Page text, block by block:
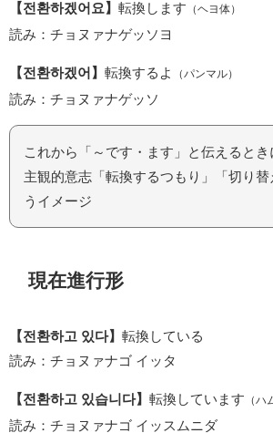
【전환하겠어요】 転換します （ヘヨ体）
読み：チョヌァナゲッソヨ
【전환하겠어】 転換するよ （パンマル）
読み：チョヌァナゲッソ
これから「～です・ます」と伝えるとき
主観的意志「転換するつもり」「切り
うイメージ
現在進行形
【전환하고 있다】 転換している
読み：チョヌァナゴ イッタ
【전환하고 있습니다】 転換しています （ハ
読み：チョヌァナゴ イッスムニダ